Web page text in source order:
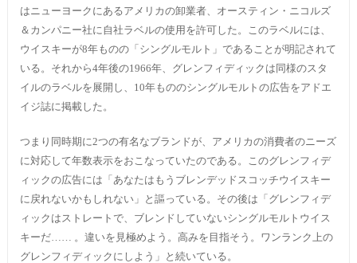
はニューヨークにあるアメリカの卸業者、オースティン・ニコルズ
＆カンパニー社に自社ラベルの使用を許可した。このラベルには、
ウイスキーが8年ものの「シングルモルト」であることが明記されて
いる。それから4年後の1966年、グレンフィディックは同様のスタ
イルのラベルを展開し、10年もののシングルモルトの広告をアドエ
イジ誌に掲載した。
つまり同時期に2つの有名なブランドが、アメリカの消費者のニーズ
に対応して年数表示をおこなっていたのである。このグレンフィデ
ィックの広告には「あなたはもうブレンデッドスコッチウイスキー
に戻れないかもしれない」と謳っている。その後は「グレンフィデ
ィックはストレートで、ブレンドしていないシングルモルトウイス
キーだ…… 。違いを見極めよう。高みを目指そう。ワンランク上の
グレンフィディックにしよう」と続いている。